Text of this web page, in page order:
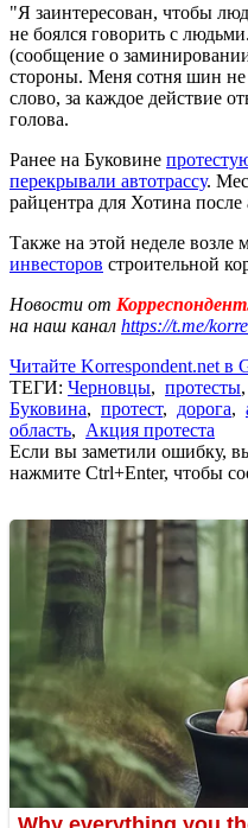
"Я заинтересован, чтобы
не боялся говорить с
(сообщение о
стороны. Меня сотня шин не
слово, за каждое действие
голова.
Ранее на Буковине
перекрывали автотрассу.
райцентра для Хотина
Также на этой неделе возле
инвесторов строительной
Новости от
на наш канал https://t.me/
Читайте Korrespondent.net в
ТЕГИ: Черновцы, протесты,
Буковина, протест, дорога,
область, Акция протеста
Если вы заметили ошибку,
нажмите Ctrl+Enter, чтобы